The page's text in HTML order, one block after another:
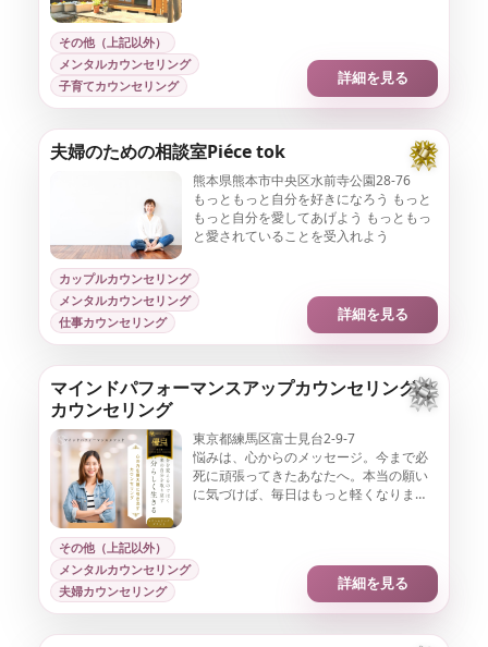
その他（上記以外）
メンタルカウンセリング
子育てカウンセリング
詳細を見る
夫婦のための相談室Piéce tok
熊本県熊本市中央区水前寺公園28-76
もっともっと自分を好きになろう もっと
もっと自分を愛してあげよう もっともっ
と愛されていることを受入れよう
カップルカウンセリング
メンタルカウンセリング
仕事カウンセリング
詳細を見る
マインドパフォーマンスアップカウンセリング
カウンセリング
東京都練馬区富士見台2-9-7
悩みは、心からのメッセージ。今まで必
死に頑張ってきたあなたへ。本当の願い
に気づけば、毎日はもっと軽くなりま
その他（上記以外）
メンタルカウンセリング
夫婦カウンセリング
詳細を見る